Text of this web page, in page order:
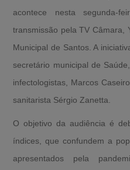
acontece nesta
transmissão pela TV Câmara,
Municipal de Santos. A
secretário municipal de
infectologistas, Marcos
sanitarista Sérgio Zanetta.
O objetivo da audiência é
índices, que confundem a
apresentados pela